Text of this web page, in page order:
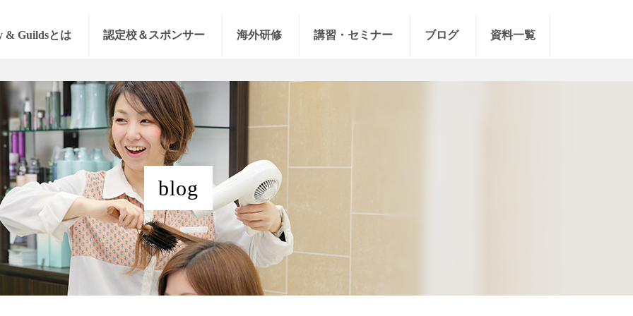
& Guildsとは 認定校＆スポンサー 海外研修 講習・セミナー ブログ 資料一覧
blog